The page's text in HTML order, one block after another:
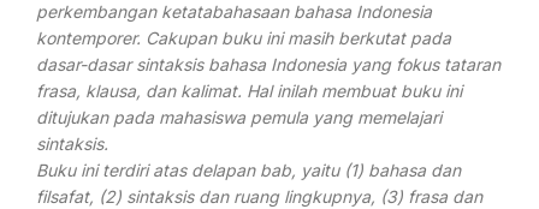
perkembangan ketatabahasaan bahasa Indonesia
kontemporer. Cakupan buku ini masih berkutat pada
dasar-dasar sintaksis bahasa Indonesia yang fokus tataran
frasa, klausa, dan kalimat. Hal inilah membuat buku ini
ditujukan pada mahasiswa pemula yang memelajari
sintaksis.
Buku ini terdiri atas delapan bab, yaitu (1) bahasa dan
filsafat, (2) sintaksis dan ruang lingkupnya, (3) frasa dan